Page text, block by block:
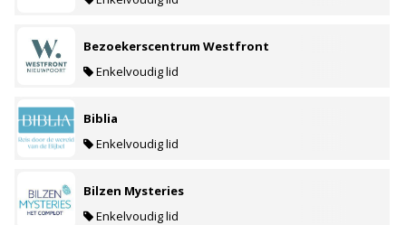
Bezoekerscentrum Westfront
Enkelvoudig lid
Biblia
Enkelvoudig lid
Bilzen Mysteries
Enkelvoudig lid